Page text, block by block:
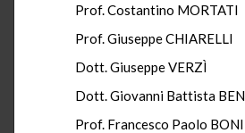
Prof. Costantino MORTATI
Prof. Giuseppe CHIARELLI
Dott. Giuseppe VERZÌ
Dott. Giovanni Battista
Prof. Francesco Paolo